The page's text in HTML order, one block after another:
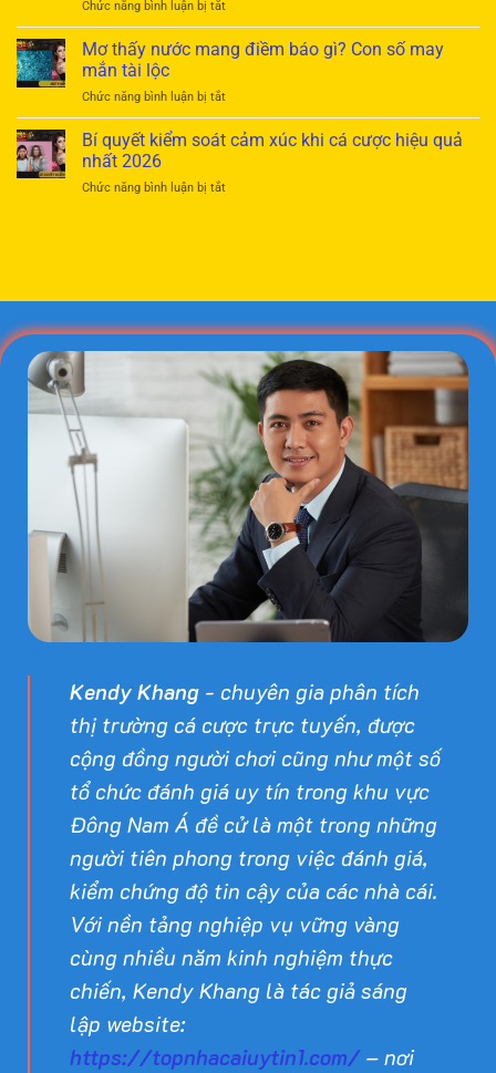
tránh
thua
trắng
tránh
gian
lận
cược
cực
hiệu
Chức năng bình luận bị tắtở
rồng:
mã
điềm
báo
và
Mơ thấy nước mang điềm báo gì? Con số may
mắn tài lộc
Chức năng bình luận bị tắtở
thấy
điềm
mắn
tài
Bí quyết kiểm soát cảm xúc khi cá cược hiệu quả
nhất 2026
Chức năng bình luận bị tắtở
xúc
cá
cược
hiệu
quả
nhất
2026
Kendy Khang - chuyên gia phân tích
thị trường cá cược trực tuyến, được
cộng đồng người chơi cũng như một số
tổ chức đánh giá uy tín trong khu vực
Đông Nam Á đề cử là một trong những
người tiên phong trong việc đánh giá,
kiểm chứng độ tin cậy của các nhà cái.
Với nền tảng nghiệp vụ vững vàng
cùng nhiều năm kinh nghiệm thực
chiến, Kendy Khang là tác giả sáng
lập website:
https://topnhacaiuytin1.com/– nơi